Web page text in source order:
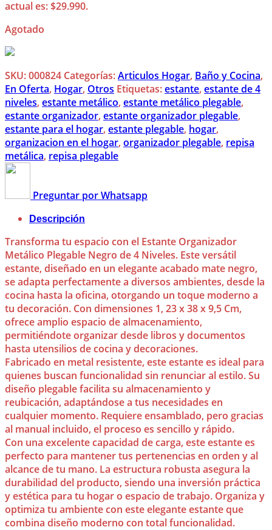
actual es: $29.990.
Agotado
SKU:000824 Categorías:Articulos Hogar, Baño y Cocina,
En Oferta, Hogar, Otros Etiquetas:estante, estante de 4
niveles, estante metálico, estante metálico plegable,
estante organizador, estante organizador plegable,
estante para el hogar, estante plegable, hogar,
organizacion en el hogar, organizador plegable, repisa
metálica, repisa plegable
Preguntar por Whatsapp
Descripción
Transforma tu espacio con el Estante Organizador
Metálico Plegable Negro de 4 Niveles. Este versátil
estante, diseñado en un elegante acabado mate negro,
se adapta perfectamente a diversos ambientes, desde la
cocina hasta la oficina, otorgando un toque moderno a
tu decoración. Con dimensiones 1, 23 x 38 x 9,5 Cm,
ofrece amplio espacio de almacenamiento,
permitiéndote organizar desde libros y documentos
hasta utensilios de cocina y decoraciones.
Fabricado en metal resistente, este estante es ideal para
quienes buscan funcionalidad sin renunciar al estilo. Su
diseño plegable facilita su almacenamiento y
reubicación, adaptándose a tus necesidades en
cualquier momento. Requiere ensamblado, pero gracias
al manual incluido, el proceso es sencillo y rápido.
Con una excelente capacidad de carga, este estante es
perfecto para mantener tus pertenencias en orden y al
alcance de tu mano. La estructura robusta asegura la
durabilidad del producto, siendo una inversión práctica
y estética para tu hogar o espacio de trabajo. Organiza y
optimiza tu ambiente con este elegante estante que
combina diseño moderno con total funcionalidad.